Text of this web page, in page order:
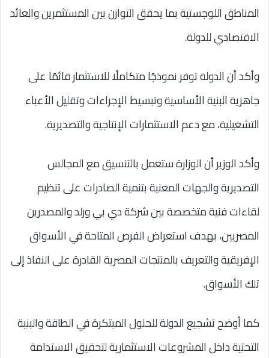
المناطق اللوجستية بما يحقق التوازن بين المستثمرين والعائد
الاقتصادي للدولة.
وأكد أن الدولة توفر نموذجًا متكاملًا للاستثمار قائمًا على
جاهزية البنية الأساسية وتبسيط الإجراءات وتقليل الأعباء
التشغيلية، مع دعم الاستثمارات الإنتاجية والتصديرية.
وأكد الوزير أن الوزارة ستعمل بالتنسيق مع المجالس
التصديرية والجهات المعنية بتنمية الصادرات على تنظيم
لقاءات فنية متخصصة بين شركة دي بي ورلد والمصدرين
المصريين، بهدف استعراض الفرص المتاحة في الأسواق
الإفريقية والتعريف بالمنتجات المصرية القادرة على النفاذ إلى
تلك الأسواق.
كما أوضح تشجيع الدولة للحلول المبتكرة في الطاقة والبنية
التحتية داخل المشروعات الاستثمارية لتحقيق الاستدامة